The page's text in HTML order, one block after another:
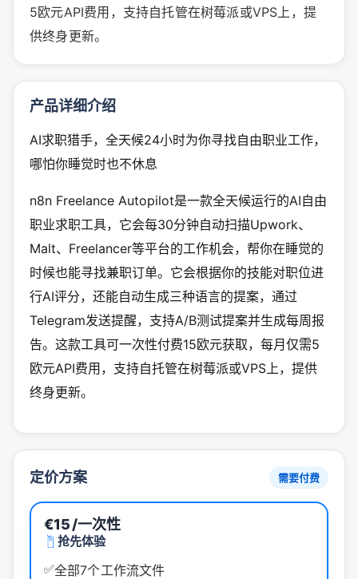
5欧元API费用，支持自托管在树莓派或VPS上，提
供终身更新。
产品详细介绍
AI求职猎手，全天候24小时为你寻找自由职业工作，
哪怕你睡觉时也不休息
n8n Freelance Autopilot是一款全天候运行的AI自由
职业求职工具，它会每30分钟自动扫描Upwork、
Malt、Freelancer等平台的工作机会，帮你在睡觉的
时候也能寻找兼职订单。它会根据你的技能对职位进
行AI评分，还能自动生成三种语言的提案，通过
Telegram发送提醒，支持A/B测试提案并生成每周报
告。这款工具可一次性付费15欧元获取，每月仅需5
欧元API费用，支持自托管在树莓派或VPS上，提供
终身更新。
定价方案 需要付费
€15/一次性
抢先体验
✅全部7个工作流文件